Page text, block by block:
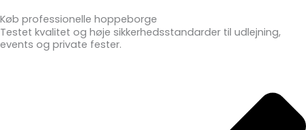
Køb professionelle hoppeborge
Testet kvalitet og høje sikkerhedsstandarder til udlejning,
events og private fester.